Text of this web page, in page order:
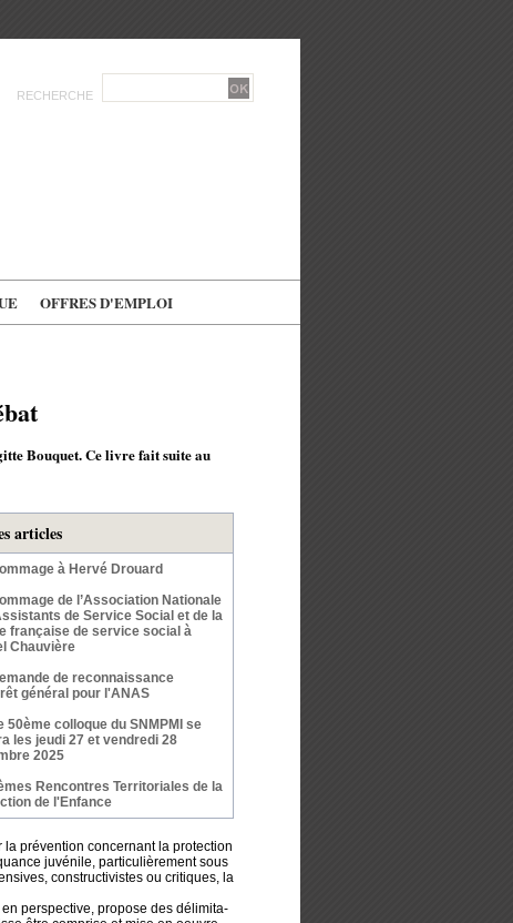
RECHERCHE
OFFRES D'EMPLOI
Bouquet. Ce livre fait suite au
articles
à Hervé Drouard
de l’Association Nationale
de Service Social et de la
française de service social à
Chauvière
de reconnaissance
général pour l'ANAS
50ème colloque du SNMPMI se
les jeudi 27 et vendredi 28
2025
Rencontres Territoriales de la
de l'Enfance
prévention concernant la protection
juvénile, particulièrement sous
constructivistes ou critiques, la
perspective, propose des délimita­